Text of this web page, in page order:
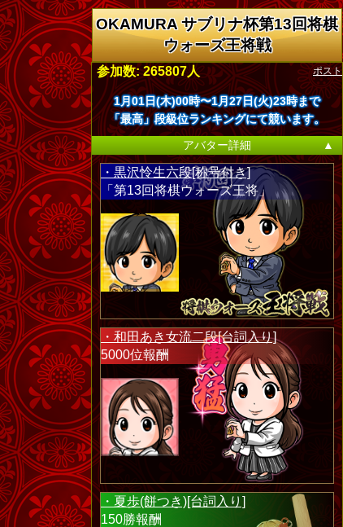
OKAMURA サブリナ杯第13回将棋
ウォーズ王将戦
ポスト
参加数: 265807人
1月01日(木)00時〜1月27日(火)23時まで
「最高」段級位ランキングにて競います。
アバター詳細
▲
・黒沢怜生六段[称号付き]
「第13回将棋ウォーズ王将」
・和田あき女流二段[台詞入り]
5000位報酬
・夏歩(餅つき)[台詞入り]
150勝報酬